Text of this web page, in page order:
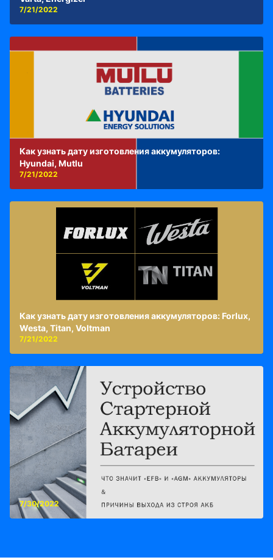
7/21/2022
Как узнать дату изготовления аккумуляторов:
Hyundai, Mutlu
7/21/2022
Как узнать дату изготовления аккумуляторов: Forlux,
Westa, Titan, Voltman
7/21/2022
7/30/2022